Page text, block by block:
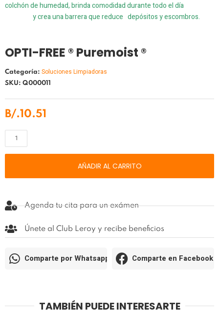
colchón de humedad, brinda comodidad durante todo el día
y crea una barrera que reduce depósitos y escombros.
OPTI-FREE ® Puremoist ®
Categoría: Soluciones Limpiadoras
SKU: Q000011
B/.10.51
OPTI-
FREE
®
®
AÑADIR AL CARRITO
Agenda tu cita para un exámen
Únete al Club Leroy y recibe beneficios
Comparte por Whatsapp Comparte en Facebook
TAMBIÉN PUEDE INTERESARTE